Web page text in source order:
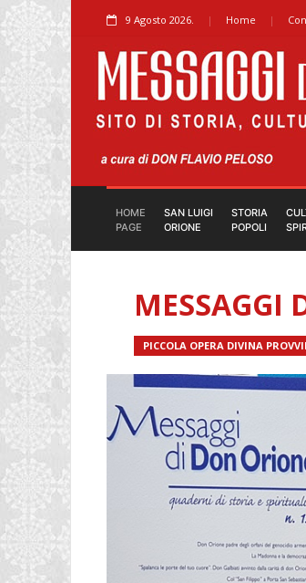
9 Agosto 2026. Home
HOME
PAGE
SAN LUIGI
ORIONE
STORIA
POPOLI
MESSAGGI
PICCOLA OPERA DIVINA